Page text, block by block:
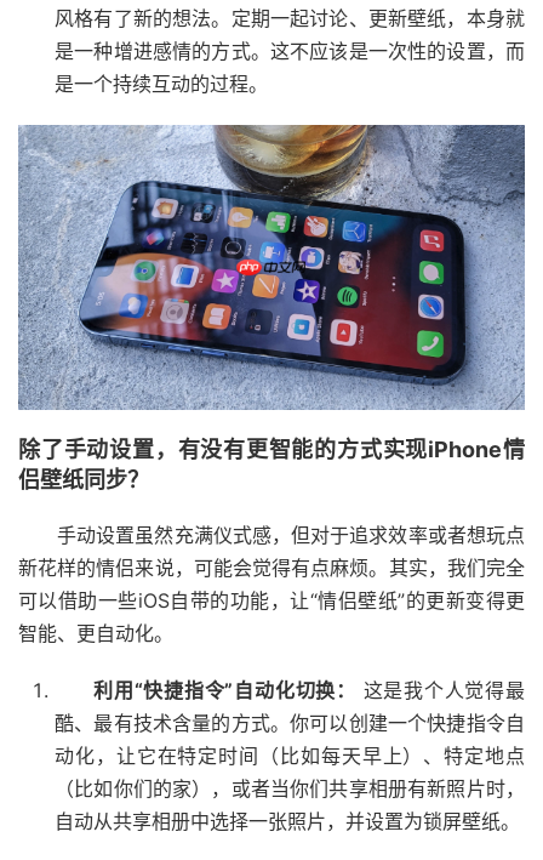
风格有了新的想法。定期一起讨论、更新壁纸，本身就
是一种增进感情的方式。这不应该是一次性的设置，而
是一个持续互动的过程。
除了手动设置，有没有更智能的方式实现iPhone情
侣壁纸同步？
手动设置虽然充满仪式感，但对于追求效率或者想玩点
新花样的情侣来说，可能会觉得有点麻烦。其实，我们完全
可以借助一些iOS自带的功能，让“情侣壁纸”的更新变得更
智能、更自动化。
利用“快捷指令”自动化切换：
这是我个人觉得最
酷、最有技术含量的方式。你可以创建一个快捷指令自
动化，让它在特定时间（比如每天早上）、特定地点
（比如你们的家），或者当你们共享相册有新照片时，
自动从共享相册中选择一张照片，并设置为锁屏壁纸。